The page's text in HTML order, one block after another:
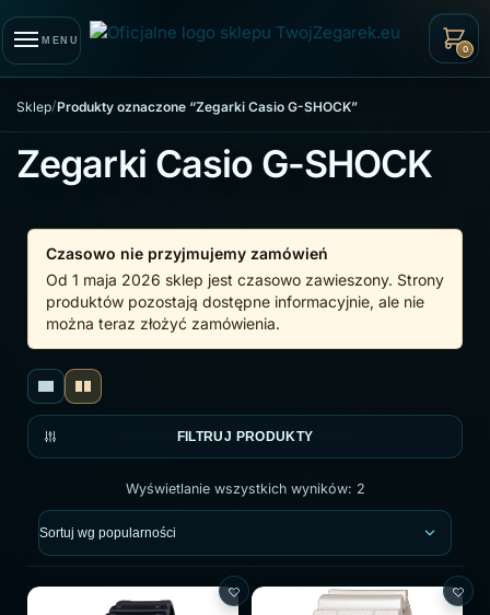
MENU
0
Sklep/Produkty oznaczone “Zegarki Casio G-SHOCK”
Zegarki Casio G-SHOCK
Czasowo nie przyjmujemy zamówień
Od 1 maja 2026 sklep jest czasowo zawieszony. Strony
produktów pozostają dostępne informacyjnie, ale nie
można teraz złożyć zamówienia.
FILTRUJ PRODUKTY
Wyświetlanie wszystkich wyników: 2